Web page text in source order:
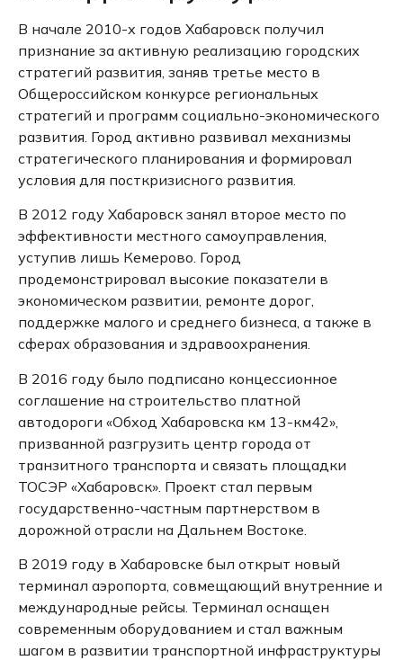
В начале 2010-х годов Хабаровск получил
признание за активную реализацию городских
стратегий развития, заняв третье место в
Общероссийском конкурсе региональных
стратегий и программ социально-экономического
развития. Город активно развивал механизмы
стратегического планирования и формировал
условия для посткризисного развития.
В 2012 году Хабаровск занял второе место по
эффективности местного самоуправления,
уступив лишь Кемерово. Город
продемонстрировал высокие показатели в
экономическом развитии, ремонте дорог,
поддержке малого и среднего бизнеса, а также в
сферах образования и здравоохранения.
В 2016 году было подписано концессионное
соглашение на строительство платной
автодороги «Обход Хабаровска км 13-км42»,
призванной разгрузить центр города от
транзитного транспорта и связать площадки
ТОСЭР «Хабаровск». Проект стал первым
государственно-частным партнерством в
дорожной отрасли на Дальнем Востоке.
В 2019 году в Хабаровске был открыт новый
терминал аэропорта, совмещающий внутренние и
международные рейсы. Терминал оснащен
современным оборудованием и стал важным
шагом в развитии транспортной инфраструктуры